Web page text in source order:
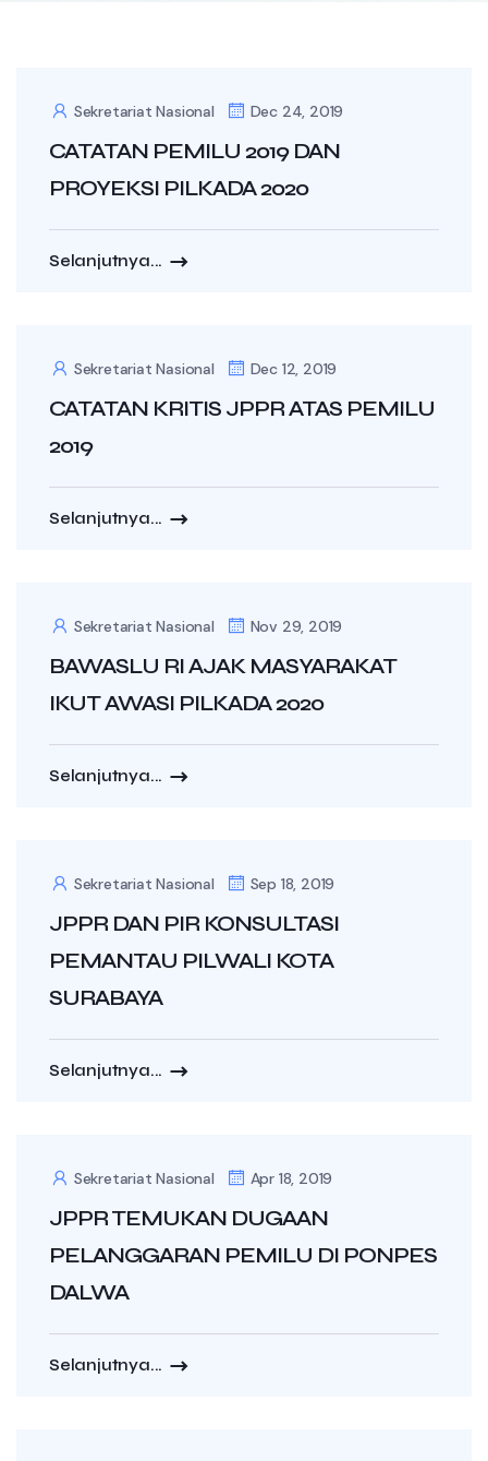
Sekretariat Nasional Dec 24, 2019
CATATAN PEMILU 2019 DAN
PROYEKSI PILKADA 2020
Selanjutnya...
Sekretariat Nasional Dec 12, 2019
CATATAN KRITIS JPPR ATAS PEMILU
2019
Selanjutnya...
Sekretariat Nasional Nov 29, 2019
BAWASLU RI AJAK MASYARAKAT
IKUT AWASI PILKADA 2020
Selanjutnya...
Sekretariat Nasional Sep 18, 2019
JPPR DAN PIR KONSULTASI
PEMANTAU PILWALI KOTA
SURABAYA
Selanjutnya...
Sekretariat Nasional Apr 18, 2019
JPPR TEMUKAN DUGAAN
PELANGGARAN PEMILU DI PONPES
DALWA
Selanjutnya...